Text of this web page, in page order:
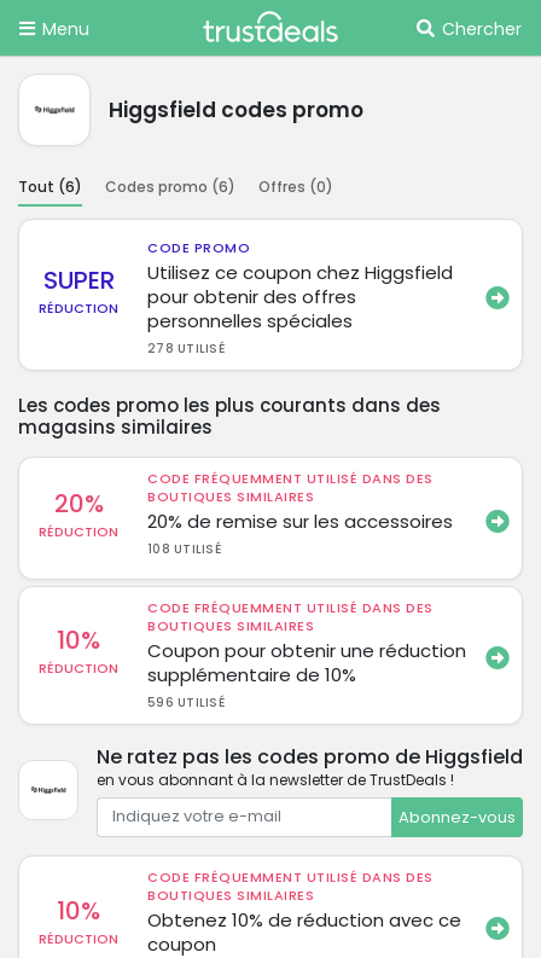
Menu Chercher
Higgsfield codes promo
Tout (6) Codes promo (6) Offres (0)
SUPER
RÉDUCTION
CODE PROMO
Utilisez ce coupon chez Higgsfield
pour obtenir des offres
personnelles spéciales
278 UTILISÉ
Les codes promo les plus courants dans des
magasins similaires
20%
RÉDUCTION
CODE FRÉQUEMMENT UTILISÉ DANS DES
BOUTIQUES SIMILAIRES
20% de remise sur les accessoires
108 UTILISÉ
10%
RÉDUCTION
CODE FRÉQUEMMENT UTILISÉ DANS DES
BOUTIQUES SIMILAIRES
Coupon pour obtenir une réduction
supplémentaire de 10%
596 UTILISÉ
Ne ratez pas les codes promo de Higgsfield
en vous abonnant à la newsletter de TrustDeals !
Abonnez-vous
10%
RÉDUCTION
CODE FRÉQUEMMENT UTILISÉ DANS DES
BOUTIQUES SIMILAIRES
Obtenez 10% de réduction avec ce
coupon